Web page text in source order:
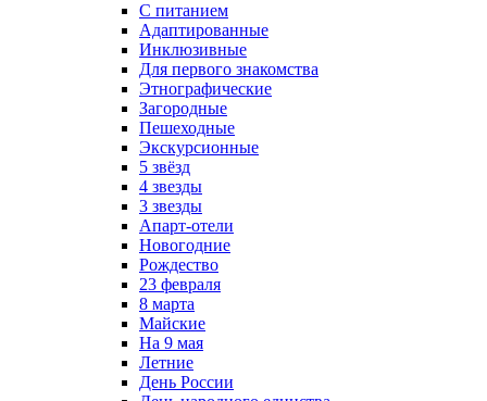
С питанием
Адаптированные
Инклюзивные
Для первого знакомства
Этнографические
Загородные
Пешеходные
Экскурсионные
5 звёзд
4 звезды
3 звезды
Апарт-отели
Новогодние
Рождество
23 февраля
8 марта
Майские
На 9 мая
Летние
День России